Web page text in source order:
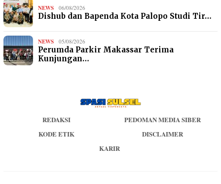
NEWS 06/08/2026
Dishub dan Bapenda Kota Palopo Studi Tir…
NEWS 05/08/2026
Perumda Parkir Makassar Terima
Kunjungan…
REDAKSI
PEDOMAN MEDIA SIBER
KODE ETIK
DISCLAIMER
KARIR